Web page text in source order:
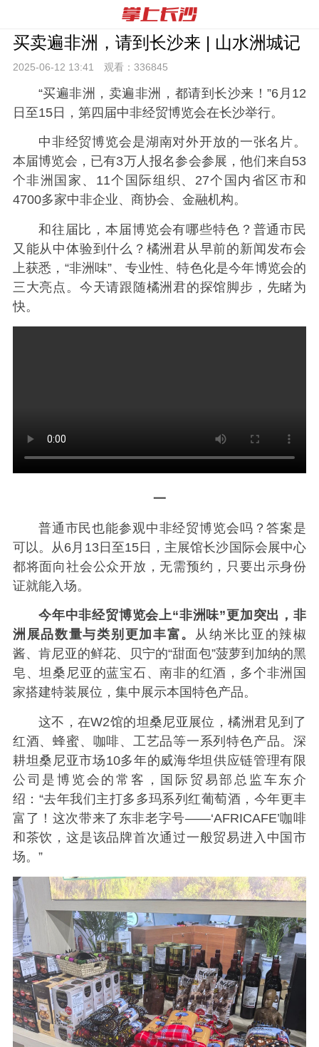
买卖遍非洲，请到长沙来 | 山水洲城记
2025-06-12 13:41 观看： 336845
“买遍非洲，卖遍非洲，都请到长沙来！”6月12
日至15日，第四届中非经贸博览会在长沙举行。
中非经贸博览会是湖南对外开放的一张名片。
本届博览会，已有3万人报名参会参展，他们来自53
个非洲国家、11个国际组织、27个国内省区市和
4700多家中非企业、商协会、金融机构。
和往届比，本届博览会有哪些特色？普通市民
又能从中体验到什么？橘洲君从早前的新闻发布会
上获悉，“非洲味”、专业性、特色化是今年博览会的
三大亮点。今天请跟随橘洲君的探馆脚步，先睹为
快。
一
普通市民也能参观中非经贸博览会吗？答案是
可以。从6月13日至15日，主展馆长沙国际会展中心
都将面向社会公众开放，无需预约，只要出示身份
证就能入场。
今年中非经贸博览会上“非洲味”更加突出，非
洲展品数量与类别更加丰富。 从纳米比亚的辣椒
酱、肯尼亚的鲜花、贝宁的“甜面包”菠萝到加纳的黑
皂、坦桑尼亚的蓝宝石、南非的红酒，多个非洲国
家搭建特装展位，集中展示本国特色产品。
这不，在W2馆的坦桑尼亚展位，橘洲君见到了
红酒、蜂蜜、咖啡、工艺品等一系列特色产品。深
耕坦桑尼亚市场10多年的威海华坦供应链管理有限
公司是博览会的常客，国际贸易部总监车东介
绍：“去年我们主打多多玛系列红葡萄酒，今年更丰
富了！这次带来了东非老字号——‘AFRICAFE’咖啡
和茶饮，这是该品牌首次通过一般贸易进入中国市
场。”